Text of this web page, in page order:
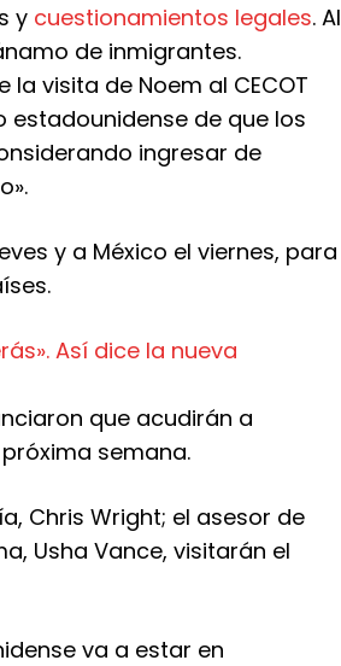
y cuestionamientos legales. Al
de inmigrantes.
visita de Noem al CECOT
estadounidense de que los
ingresar de
y a México el viernes, para
Así dice la nueva
que acudirán a
semana.
Chris Wright; el asesor de
Usha Vance, visitarán el
va a estar en